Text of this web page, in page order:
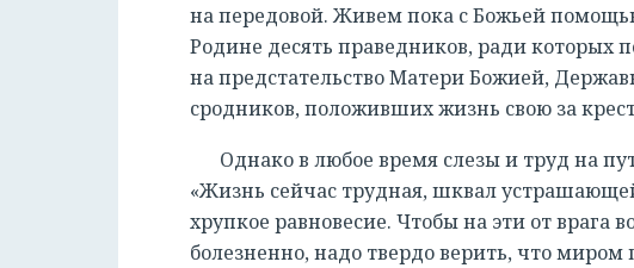
на передовой. Живем пока с Божьей
Родине десять праведников, ради которых
на предстательство Матери Божией,
сродников, положивших жизнь свою за
Однако в любое время слезы и труд на
«Жизнь сейчас трудная, шквал
хрупкое равновесие. Чтобы на эти от
болезненно, надо твердо верить, что миром